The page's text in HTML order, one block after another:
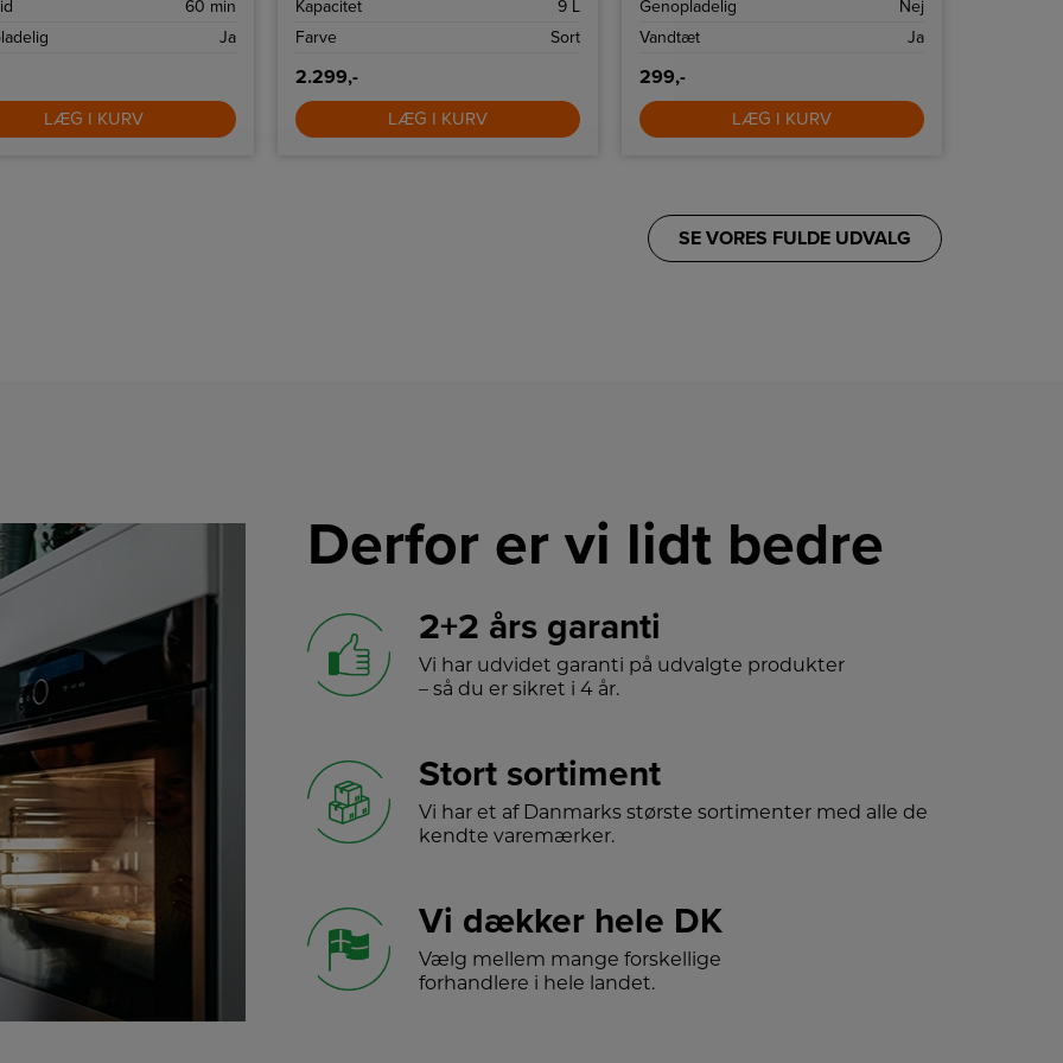
60 min
Ja
LÆG I KURV
Kapacitet
9 L
Farve
Sort
2.299,-
LÆG I KURV
Genopladelig
Nej
Vandtæt
Ja
299,-
LÆG I KURV
SE VORES FULDE UDVALG
Derfor er vi lidt bedre
2+2 års garanti
Vi har udvidet garanti på udvalgte produkter
– så du er sikret i 4 år.
Stort sortiment
Vi har et af Danmarks største sortimenter med alle de
kendte varemærker.
Vi dækker hele DK
Vælg mellem mange forskellige
forhandlere i hele landet.